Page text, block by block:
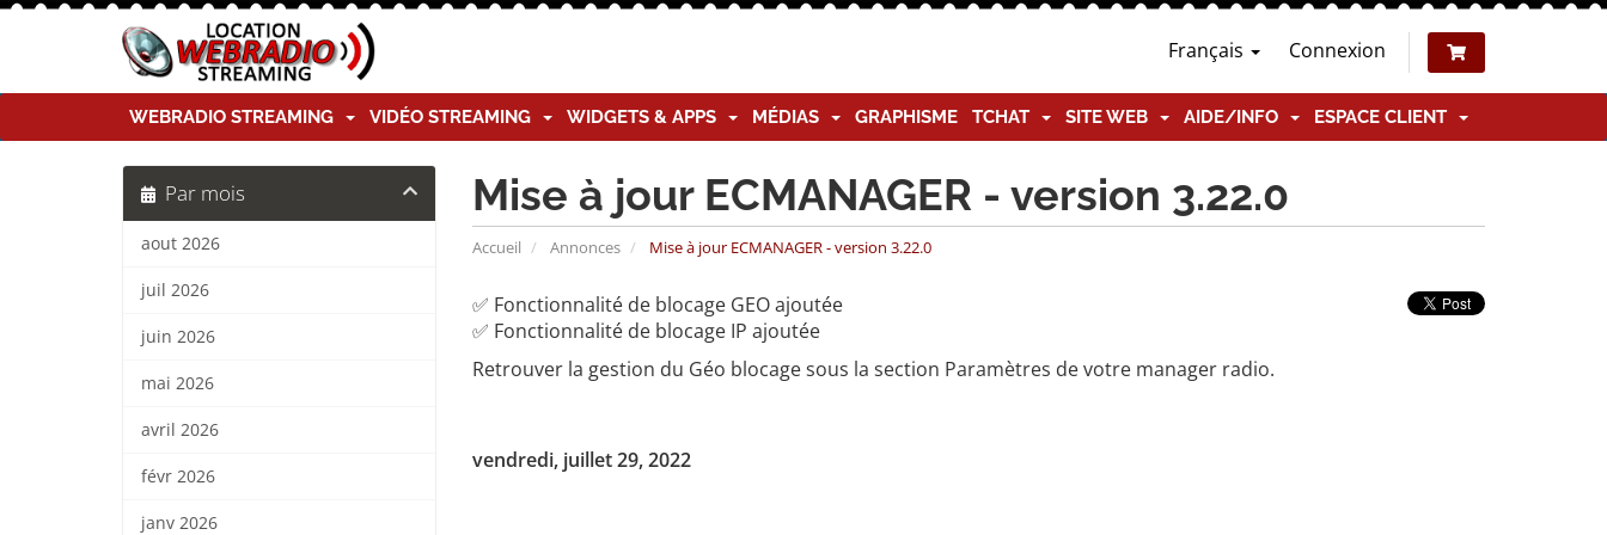
Français Connexion
WEBRADIO STREAMING VIDÉO STREAMING WIDGETS & APPS MÉDIAS GRAPHISME TCHAT SITE WEB AIDE/INFO ESPACE CLIENT
Mise à jour ECMANAGER - version 3.22.0
Accueil Annonces Mise à jour ECMANAGER - version 3.22.0
Par mois
aout 2026
juil 2026
juin 2026
mai 2026
avril 2026
févr 2026
janv 2026
✅ Fonctionnalité de blocage GEO ajoutée
✅ Fonctionnalité de blocage IP ajoutée
Retrouver la gestion du Géo blocage sous la section Paramètres de votre manager radio.
vendredi, juillet 29, 2022